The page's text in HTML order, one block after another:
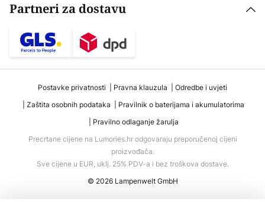
Partneri za dostavu
Postavke privatnosti Pravna klauzula
Odredbe i uvjeti
Zaštita osobnih podataka
Pravilnik o baterijama i akumulatorima
Pravilno odlaganje žarulja
Precrtane cijene na Lumories.hr odgovaraju preporučenoj cijeni
proizvođača.
Sve cijene u EUR, uklj. 25% PDV-a i bez troškova dostave.
© 2026 Lampenwelt GmbH